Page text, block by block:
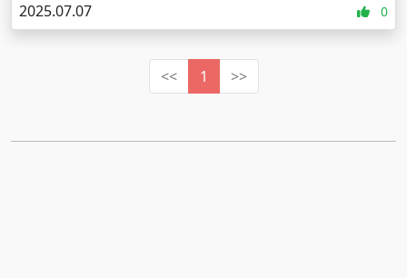
2025.07.07 0
<< 1 >>